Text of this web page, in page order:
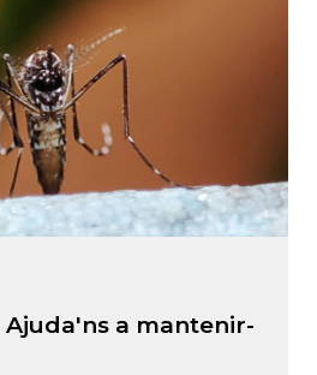
Ajuda'ns a mantenir-